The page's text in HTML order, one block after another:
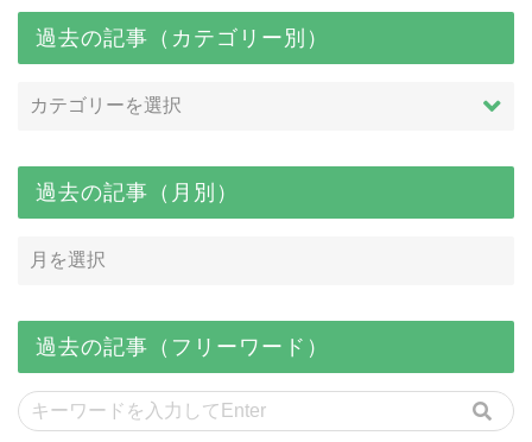
過去の記事（カテゴリー別）
過去の記事（月別）
過去の記事（フリーワード）